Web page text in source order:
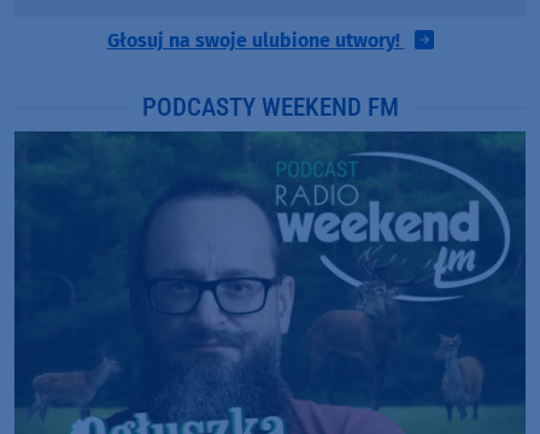
Głosuj na swoje ulubione utwory!
PODCASTY WEEKEND FM